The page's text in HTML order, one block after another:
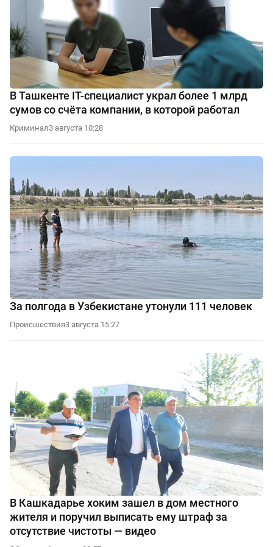
В Ташкенте IT-специалист украл более 1 млрд
сумов со счёта компании, в которой работал
Криминал3 августа 10:28
За полгода в Узбекистане утонули 111 человек
Происшествия3 августа 15:27
В Кашкадарье хоким зашел в дом местного
жителя и поручил выписать ему штраф за
отсутствие чистоты — видео